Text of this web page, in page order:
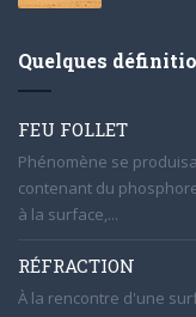
Quelques
FEU FOLLET
Phénomène se
contenant du
à la surface,...
RÉFRACTION
À la rencontre d'une